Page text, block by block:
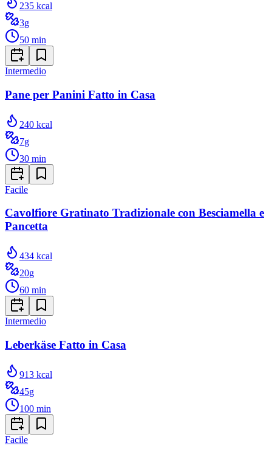
235 kcal
3g
50 min
Intermedio
Pane per Panini Fatto in Casa
240 kcal
7g
30 min
Facile
Cavolfiore Gratinato Tradizionale con Besciamella e
Pancetta
434 kcal
20g
60 min
Intermedio
Leberkäse Fatto in Casa
913 kcal
45g
100 min
Facile